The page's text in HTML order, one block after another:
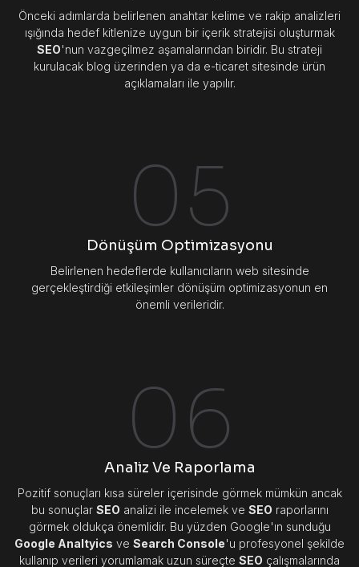
Önceki adımlarda belirlenen anahtar kelime ve rakip analizleri
ışığında hedef kitlenize uygun bir içerik stratejisi oluşturmak
SEO'nun vazgeçilmez aşamalarından biridir. Bu strateji
kurulacak blog üzerinden ya da e-ticaret sitesinde ürün
açıklamaları ile yapılır.
05
Dönüşüm Optimizasyonu
Belirlenen hedeflerde kullanıcıların web sitesinde
gerçekleştirdiği etkileşimler dönüşüm optimizasyonun en
önemli verileridir.
06
Analiz Ve Raporlama
Pozitif sonuçları kısa süreler içerisinde görmek mümkün ancak
bu sonuçlar SEO analizi ile incelemek ve SEO raporlarını
görmek oldukça önemlidir. Bu yüzden Google'ın sunduğu
Google Analtyics ve Search Console'u profesyonel şekilde
kullanıp verileri yorumlamak uzun süreçte SEO çalışmalarında